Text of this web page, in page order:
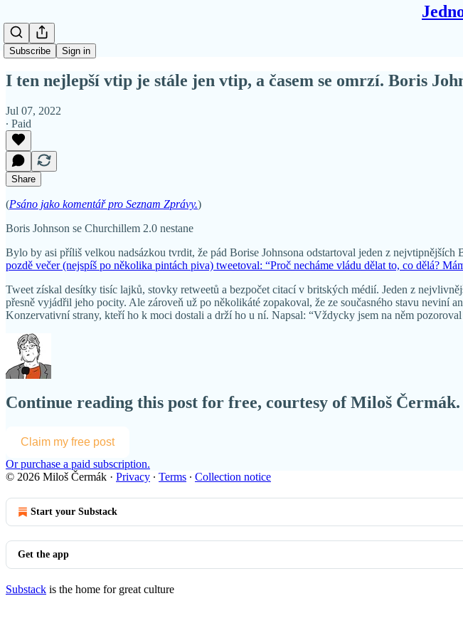
Subscribe Sign in
I ten nejlepší vtip je stále jen vtip, a časem se omrzí. Boris
Jul 07, 2022
∙ Paid
Share
(Psáno jako komentář pro Seznam Zprávy.)
Boris Johnson se Churchillem 2.0 nestane
Bylo by asi příliš velkou nadsázkou tvrdit, že pád Borise Johnsona odstartoval jeden z
pozdě večer (nejspíš po několika pintách piva) tweetoval: “Proč necháme vládu dělat to, co dělá?
Tweet získal desítky tisíc lajků, stovky retweetů a bezpočet citací v britských médií. Jeden z
přesně vyjádřil jeho pocity. Ale zároveň už po několikáté zopakoval, že ze současného stavu neviní
Konzervativní strany, kteří ho k moci dostali a drží ho u ní. Napsal: “Vždycky jsem na něm
Continue reading this post for free, courtesy of Miloš Čermák.
Claim my free post
Or purchase a paid subscription.
© 2026 Miloš Čermák · Privacy ∙ Terms ∙ Collection notice
Start your Substack
Get the app
Substack is the home for great culture